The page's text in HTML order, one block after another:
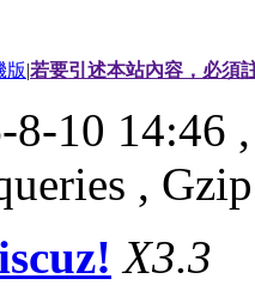
版|若要引述本站內容，必須
8-10 14:46
,
X3.3